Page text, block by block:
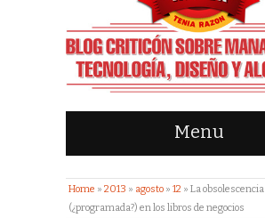
Menu
Home » 2013 » agosto » 12 » La obsolescencia
(¿programada?) en los libros de negocios